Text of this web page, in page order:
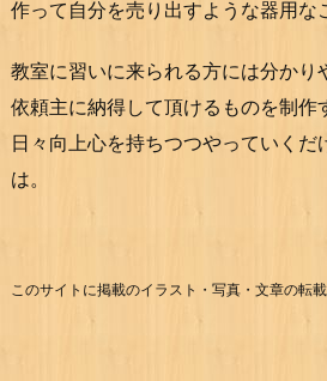
作って自分を売り出すような器用な
教室に習いに来られる方には分かり
依頼主に納得して頂けるものを制作
日々向上心を持ちつつやっていくだ
は。
このサイトに掲載のイラスト・写真・文章の転載